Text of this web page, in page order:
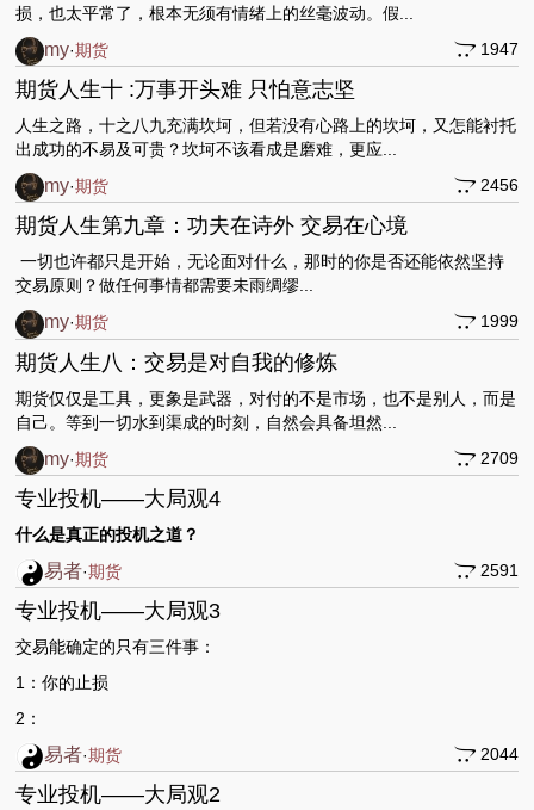
损，也太平常了，根本无须有情绪上的丝毫波动。假...
my·期货 1947
期货人生十 :万事开头难 只怕意志坚
人生之路，十之八九充满坎坷，但若没有心路上的坎坷，又怎能衬托
出成功的不易及可贵？坎坷不该看成是磨难，更应...
my·期货 2456
期货人生第九章：功夫在诗外 交易在心境
一切也许都只是开始，无论面对什么，那时的你是否还能依然坚持
交易原则？做任何事情都需要未雨绸缪...
my·期货 1999
期货人生八：交易是对自我的修炼
期货仅仅是工具，更象是武器，对付的不是市场，也不是别人，而是
自己。等到一切水到渠成的时刻，自然会具备坦然...
my·期货 2709
专业投机——大局观4
什么是真正的投机之道？
易者·期货 2591
专业投机——大局观3
交易能确定的只有三件事：
1：你的止损
2：
易者·期货 2044
专业投机——大局观2